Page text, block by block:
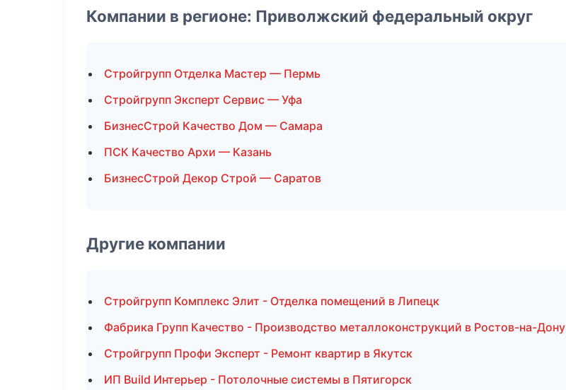
Компании в регионе: Приволжский федеральный округ
Стройгрупп Отделка Мастер — Пермь
Стройгрупп Эксперт Сервис — Уфа
БизнесСтрой Качество Дом — Самара
ПСК Качество Архи — Казань
БизнесСтрой Декор Строй — Саратов
Другие компании
Стройгрупп Комплекс Элит - Отделка помещений в Липецк
Фабрика Групп Качество - Производство металлоконструкций в Ростов-на-Дону
Стройгрупп Профи Эксперт - Ремонт квартир в Якутск
ИП Build Интерьер - Потолочные системы в Пятигорск